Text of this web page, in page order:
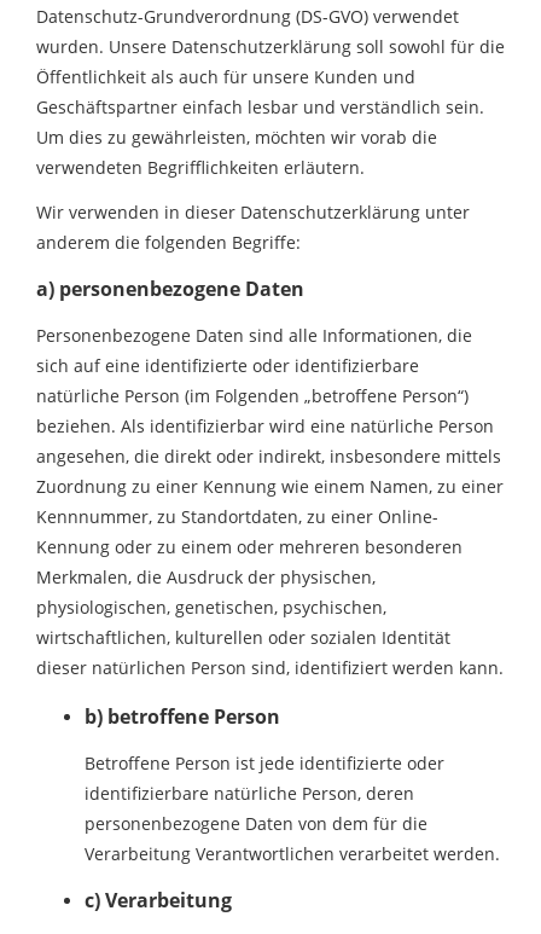
Datenschutz-Grundverordnung (DS-GVO) verwendet
wurden. Unsere Datenschutzerklärung soll sowohl für die
Öffentlichkeit als auch für unsere Kunden und
Geschäftspartner einfach lesbar und verständlich sein.
Um dies zu gewährleisten, möchten wir vorab die
verwendeten Begrifflichkeiten erläutern.
Wir verwenden in dieser Datenschutzerklärung unter
anderem die folgenden Begriffe:
a) personenbezogene Daten
Personenbezogene Daten sind alle Informationen, die
sich auf eine identifizierte oder identifizierbare
natürliche Person (im Folgenden „betroffene Person“)
beziehen. Als identifizierbar wird eine natürliche Person
angesehen, die direkt oder indirekt, insbesondere mittels
Zuordnung zu einer Kennung wie einem Namen, zu einer
Kennnummer, zu Standortdaten, zu einer Online-
Kennung oder zu einem oder mehreren besonderen
Merkmalen, die Ausdruck der physischen,
physiologischen, genetischen, psychischen,
wirtschaftlichen, kulturellen oder sozialen Identität
dieser natürlichen Person sind, identifiziert werden kann.
b) betroffene Person
Betroffene Person ist jede identifizierte oder
identifizierbare natürliche Person, deren
personenbezogene Daten von dem für die
Verarbeitung Verantwortlichen verarbeitet werden.
c) Verarbeitung